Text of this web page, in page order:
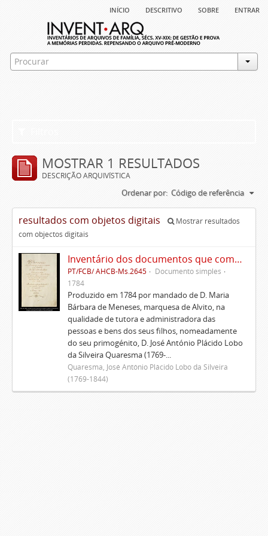
início descritivo sobre entrar
MOSTRAR 1 RESULTADOS
DESCRIÇÃO ARQUIVÍSTICA
Ordenar por: Código de referência
resultados com objetos digitais
Mostrar resultados
com objectos digitais
Inventário dos documentos que compõem o cartório da Casa de Alvito
PT/FCB/ AHCB-Ms.2645
Documento simples
1784
Produzido em 1784 por mandado de D. Maria
Bárbara de Meneses, marquesa de Alvito, na
qualidade de tutora e administradora das
pessoas e bens dos seus filhos, nomeadamente
do seu primogénito, D. José António Plácido Lobo
da Silveira Quaresma (1769-...
Quaresma, José António Plácido Lobo da Silveira
(1769-1844)